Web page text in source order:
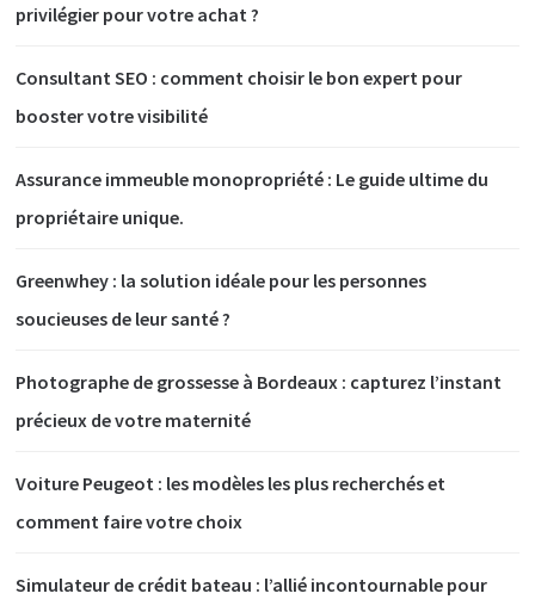
privilégier pour votre achat ?
Consultant SEO : comment choisir le bon expert pour
booster votre visibilité
Assurance immeuble monopropriété : Le guide ultime du
propriétaire unique.
Greenwhey : la solution idéale pour les personnes
soucieuses de leur santé ?
Photographe de grossesse à Bordeaux : capturez l’instant
précieux de votre maternité
Voiture Peugeot : les modèles les plus recherchés et
comment faire votre choix
Simulateur de crédit bateau : l’allié incontournable pour